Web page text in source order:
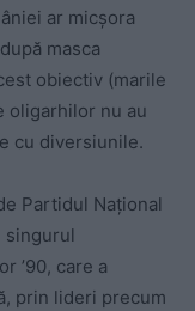
ar micșora
masca
obiectiv (marile
oligarhilor nu au
cu diversiunile.
Partidul Național
singurul
’90, care a
prin lideri precum